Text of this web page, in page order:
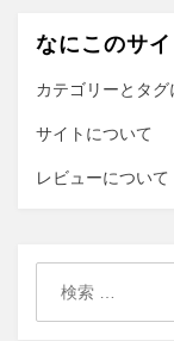
なにこのサイ
カテゴリーとタグ
サイトについて
レビューについて